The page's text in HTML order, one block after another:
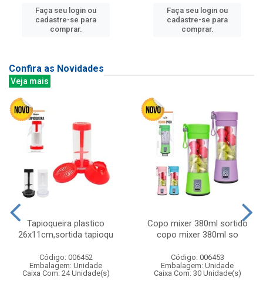
Faça seu login ou
cadastre-se para
comprar.
Faça seu login ou
cadastre-se para
comprar.
Confira as Novidades
Veja mais
Tapioqueira plastico
26x11cm,sortida tapioqu
Código: 006452
Embalagem: Unidade
Caixa Com: 24 Unidade(s)
Copo mixer 380ml sortido
copo mixer 380ml so
Código: 006453
Embalagem: Unidade
Caixa Com: 30 Unidade(s)